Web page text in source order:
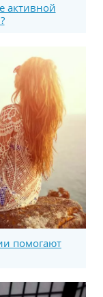
активной
помогают